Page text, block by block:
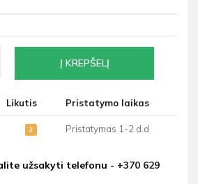
Likutis Pristatymo laikas
2 Pristatymas 1-2 d.d
užsakyti telefonu - +370 629